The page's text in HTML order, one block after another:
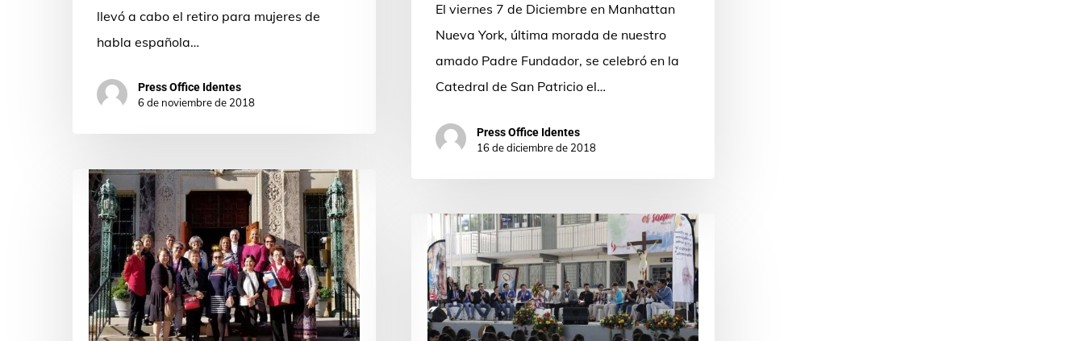
catedral
El viernes 7 de Diciembre en Manhattan
Nueva York, última morada de nuestro
amado Padre Fundador, se celebró en la
Catedral de San Patricio el…
Press Office Identes
16 de diciembre de 2018
llevó a cabo el retiro para mujeres de
habla española…
Press Office Identes
6 de noviembre de 2018
Evangelio,
camino
para
llegar
Estrechando
lazos
partir
del